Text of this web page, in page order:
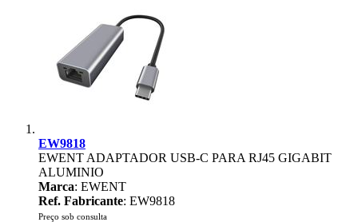
EW9818
EWENT ADAPTADOR USB-C PARA RJ45 GIGABIT
ALUMINIO
Marca: EWENT
Ref. Fabricante: EW9818
Preço sob consulta